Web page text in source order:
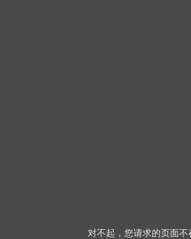
对不起，您请求的页面